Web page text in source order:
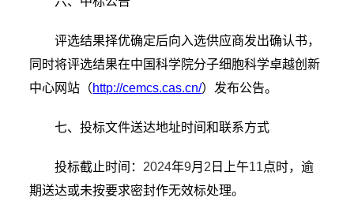
评选结果择优确定后向入选供应商发出确认书，
同时将评选结果在中国科学院分子细胞科学卓越创新
中心网站（http://cemcs.cas.cn/）发布公告。
七、投标文件送达地址时间和联系方式
投标截止时间： 2024年9月 2 日上午11点时，逾
期送达或未按要求密封作无效标处理。